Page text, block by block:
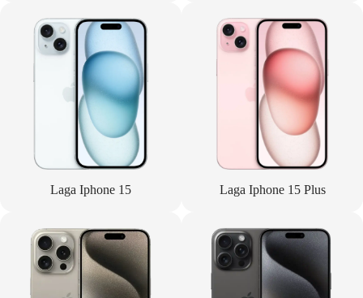
Laga Iphone 15 Laga Iphone 15 Plus